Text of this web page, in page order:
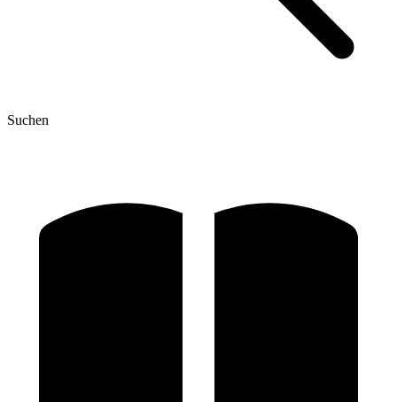
Suchen